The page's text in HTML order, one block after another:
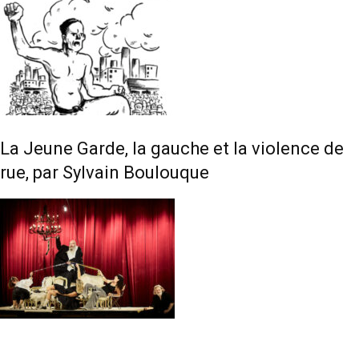
La Jeune Garde, la gauche et la violence de
rue, par Sylvain Boulouque